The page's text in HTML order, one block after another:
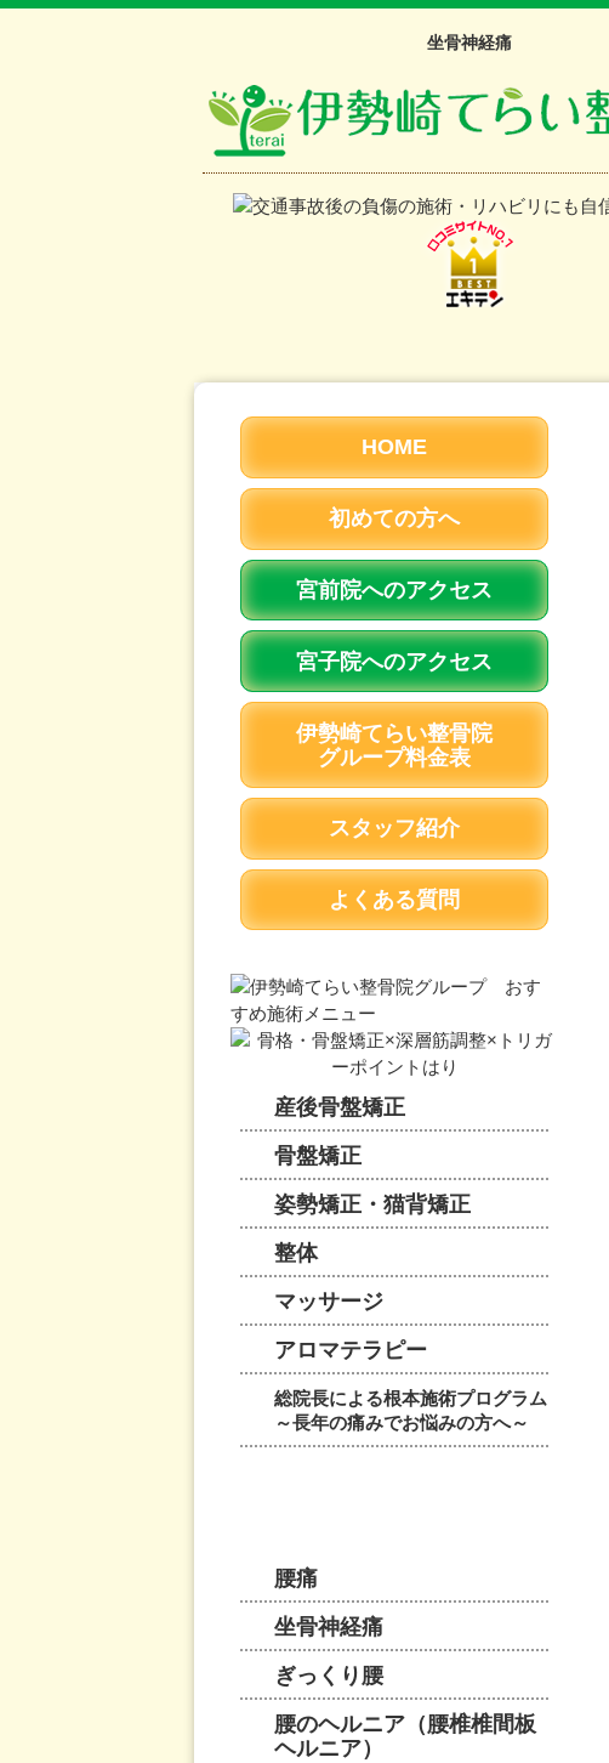
坐骨神経痛
HOME
初めての方へ
宮前院へのアクセス
宮子院へのアクセス
伊勢崎てらい整骨院
グループ料金表
スタッフ紹介
よくある質問
産後骨盤矯正
骨盤矯正
姿勢矯正・猫背矯正
整体
マッサージ
アロマテラピー
総院長による根本施術プログラム
～長年の痛みでお悩みの方へ～
腰痛
坐骨神経痛
ぎっくり腰
腰のヘルニア（腰椎椎間板
ヘルニア）